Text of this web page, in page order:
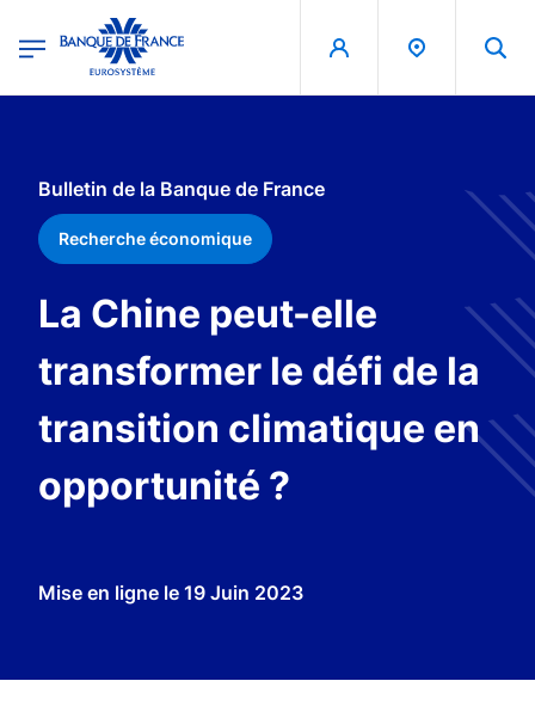
Banque de France - Menu Principal
Bulletin de la Banque de France
Recherche économique
La Chine peut-elle
transformer le défi de la
transition climatique en
opportunité ?
Mise en ligne le 19 Juin 2023